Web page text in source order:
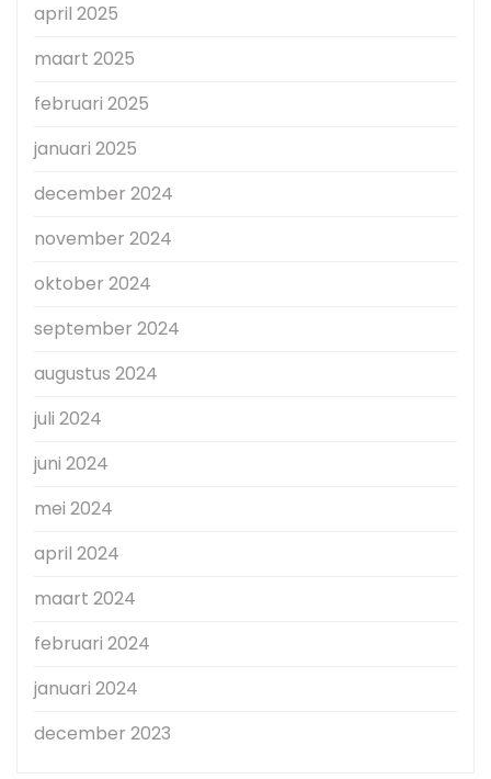
april 2025
maart 2025
februari 2025
januari 2025
december 2024
november 2024
oktober 2024
september 2024
augustus 2024
juli 2024
juni 2024
mei 2024
april 2024
maart 2024
februari 2024
januari 2024
december 2023